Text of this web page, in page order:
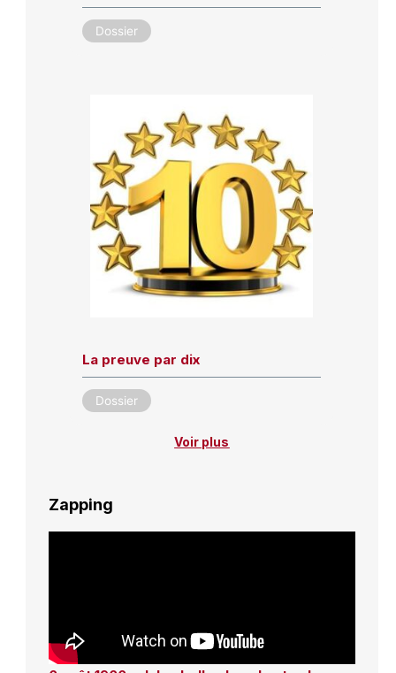
Dossier
La preuve par dix
Dossier
Voir plus
Zapping